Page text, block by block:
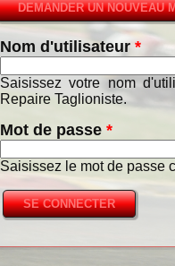
DEMANDER UN NOUVEAU
Nom d'utilisateur *
Saisissez votre nom
Repaire Taglioniste.
Mot de passe *
Saisissez le mot de passe